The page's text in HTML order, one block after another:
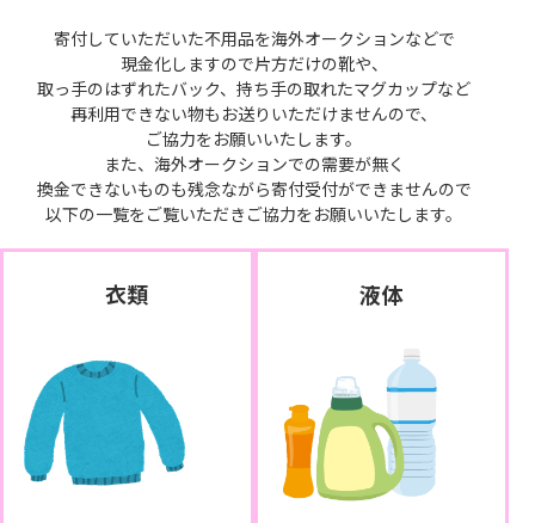
寄付していただいた不用品を海外オークションなどで
現金化しますので片方だけの靴や、
取っ手のはずれたバック、持ち手の取れたマグカップなど
再利用できない物もお送りいただけませんので、
ご協力をお願いいたします。
また、海外オークションでの需要が無く
換金できないものも残念ながら寄付受付ができませんので
以下の一覧をご覧いただきご協力をお願いいたします。
衣類 液体